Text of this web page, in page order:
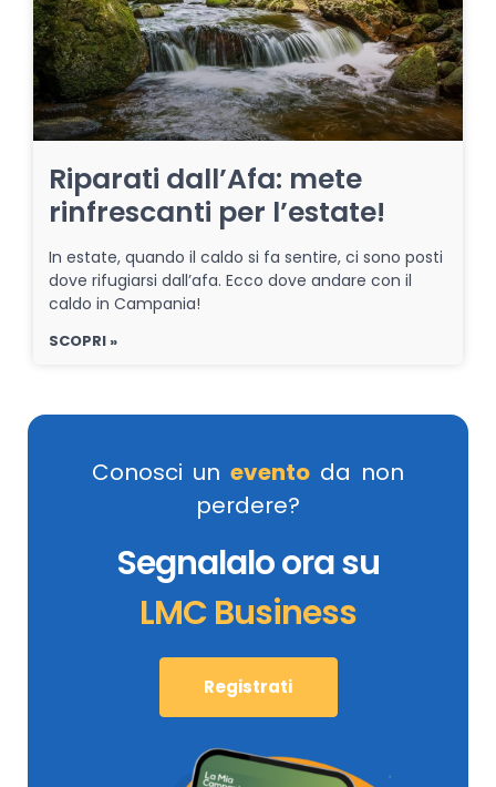
Riparati dall’Afa: mete
rinfrescanti per l’estate!
In estate, quando il caldo si fa sentire, ci sono posti
dove rifugiarsi dall’afa. Ecco dove andare con il
caldo in Campania!
SCOPRI »
Conosci un evento da non
perdere?
Segnalalo ora su
LMC Business
Registrati